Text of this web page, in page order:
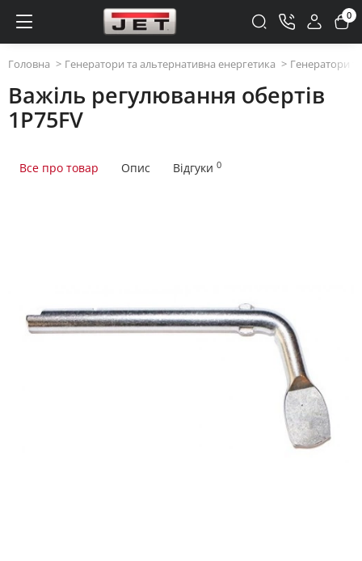
0
Головна Генератори та альтернативна енергетика Генератори
Важіль регулювання обертів
1P75FV
Все про товар Опис Відгуки 0